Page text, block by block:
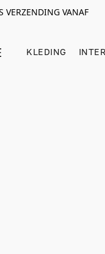
VERZENDING VANAF
KLEDING